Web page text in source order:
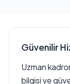
Güvenilir
Uzman
bilgisi ve